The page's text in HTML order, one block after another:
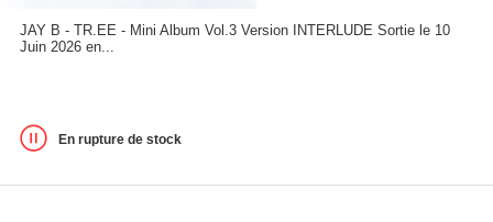
JAY B - TR.EE - Mini Album Vol.3 Version INTERLUDE Sortie le 10
Juin 2026 en...
En rupture de stock